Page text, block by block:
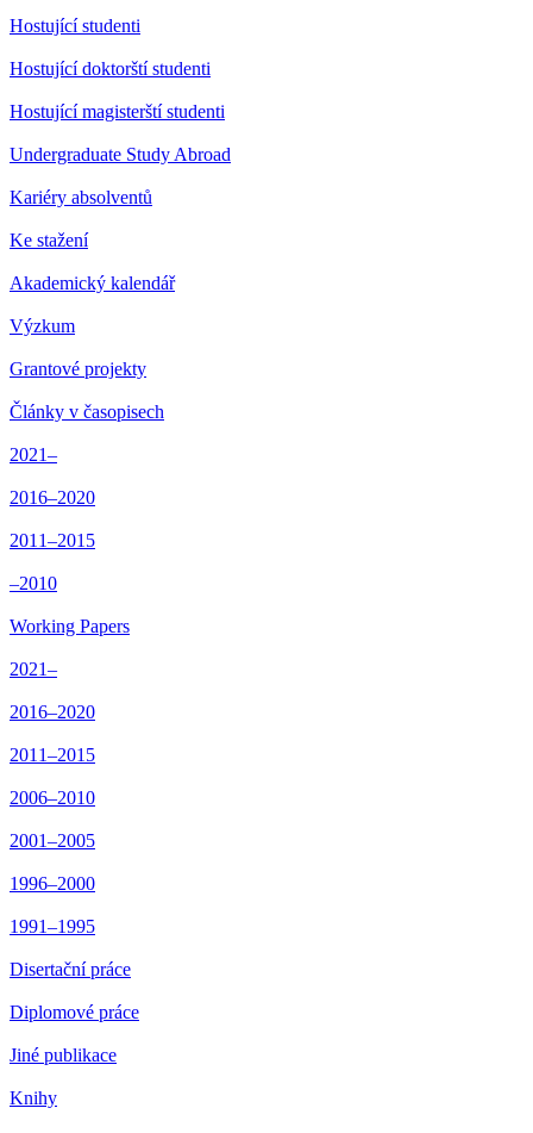
Hostující studenti
Hostující doktorští studenti
Hostující magisterští studenti
Undergraduate Study Abroad
Kariéry absolventů
Ke stažení
Akademický kalendář
Výzkum
Grantové projekty
Články v časopisech
2021–
2016–2020
2011–2015
–2010
Working Papers
2021–
2016–2020
2011–2015
2006–2010
2001–2005
1996–2000
1991–1995
Disertační práce
Diplomové práce
Jiné publikace
Knihy